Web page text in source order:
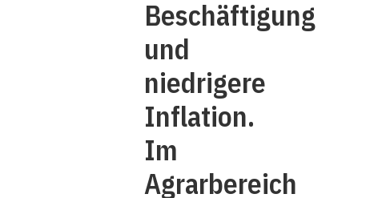
Beschäftigung
und
niedrigere
Inflation.
Im
Agrarbereich